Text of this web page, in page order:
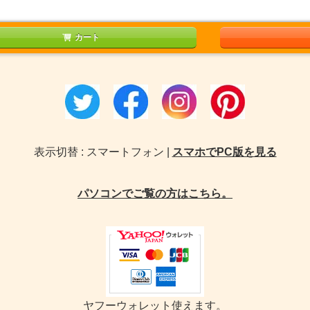
カート
表示切替 : スマートフォン | スマホでPC版を見る
パソコンでご覧の方はこちら。
ヤフーウォレット使えます。